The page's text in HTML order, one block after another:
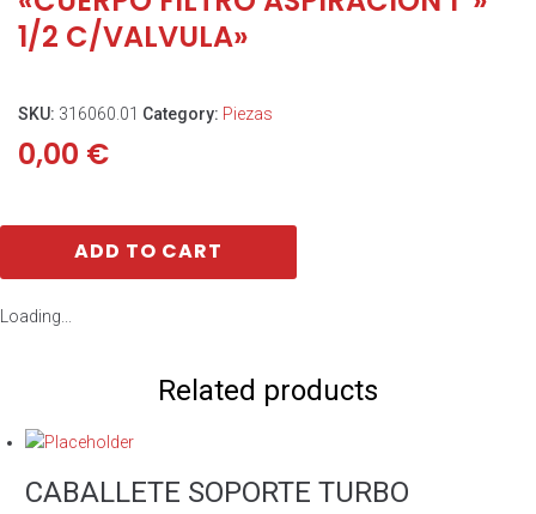
1/2 C/VALVULA»
SKU: 316060.01 Category: Piezas
0,00 €
ADD TO CART
Loading...
Related products
CABALLETE SOPORTE TURBO